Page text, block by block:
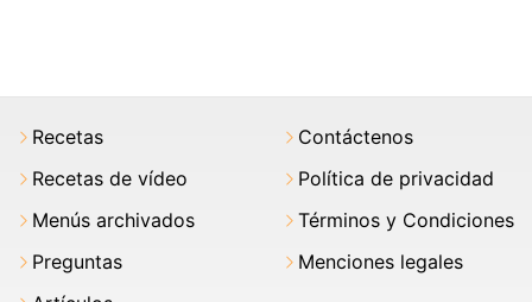
Recetas
Recetas de vídeo
Menús archivados
Preguntas
Contáctenos
Política de privacidad
Términos y Condiciones
Menciones legales